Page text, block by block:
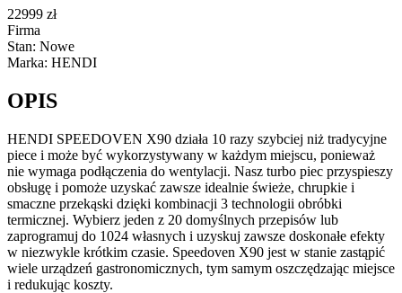
22999 zł
Firma
Stan: Nowe
Marka: HENDI
OPIS
HENDI SPEEDOVEN X90 działa 10 razy szybciej niż tradycyjne
piece i może być wykorzystywany w każdym miejscu, ponieważ
nie wymaga podłączenia do wentylacji. Nasz turbo piec przyspieszy
obsługę i pomoże uzyskać zawsze idealnie świeże, chrupkie i
smaczne przekąski dzięki kombinacji 3 technologii obróbki
termicznej. Wybierz jeden z 20 domyślnych przepisów lub
zaprogramuj do 1024 własnych i uzyskuj zawsze doskonałe efekty
w niezwykle krótkim czasie. Speedoven X90 jest w stanie zastąpić
wiele urządzeń gastronomicznych, tym samym oszczędzając miejsce
i redukując koszty.